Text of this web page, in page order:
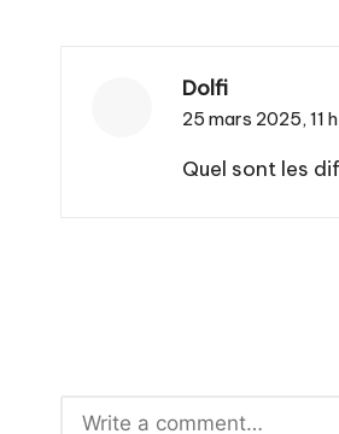
Dolfi
25 mars 2025, 11
Quel sont les